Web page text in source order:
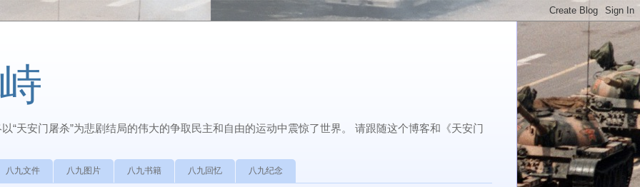
“天安门屠杀”为悲剧结局的伟大的争取民主和自由的运动中震惊了世界。 请跟随这个博客和《天安门
八九文件 八九图片 八九书籍 八九回忆 八九纪念